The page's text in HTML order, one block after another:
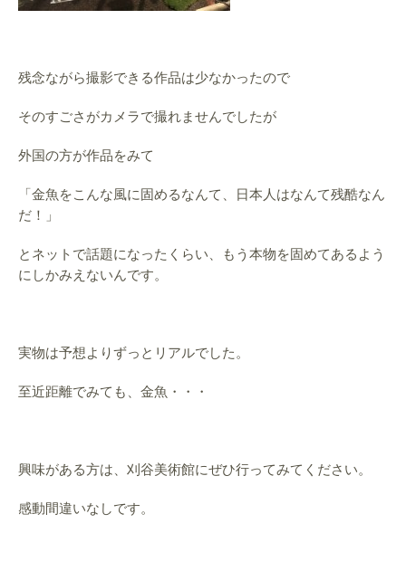
残念ながら撮影できる作品は少なかったので
そのすごさがカメラで撮れませんでしたが
外国の方が作品をみて
「金魚をこんな風に固めるなんて、日本人はなんて残酷なん
だ！」
とネットで話題になったくらい、もう本物を固めてあるよう
にしかみえないんです。
実物は予想よりずっとリアルでした。
至近距離でみても、金魚・・・
興味がある方は、刈谷美術館にぜひ行ってみてください。
感動間違いなしです。